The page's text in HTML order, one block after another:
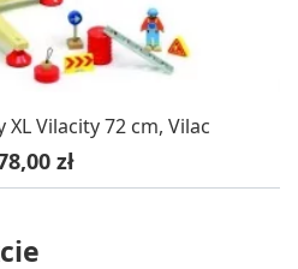
Vilacity 72 cm, Vilac
zł